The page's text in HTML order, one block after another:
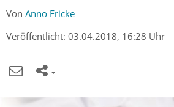
Von Anno Fricke
Veröffentlicht: 03.04.2018, 16:28 Uhr